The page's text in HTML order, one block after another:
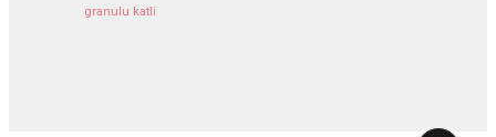
granulu katli